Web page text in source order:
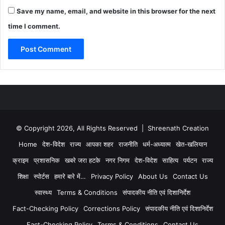
Save my name, email, and website in this browser for the next
time I comment.
© Copyright 2026, All Rights Reserved | Shreenath Creation
Home
देश-विदेश राज्य आपका शहर राजनीति धर्म-अध्यात्म
खेत-खलियान
क्राइम
प्रशासनिक खबरे जरा हटके नगर निगम देश-विदेश साहित्य पर्यटन
राज्य
शिक्षा
स्पोर्टस हमारे बारे में… Privacy Policy About Us
Contact Us
स्वास्थ्य
Terms & Conditions
संपादकीय नीति एवं दिशानिर्देश
Fact-Checking Policy
Corrections Policy
संपादकीय नीति एवं दिशानिर्देश